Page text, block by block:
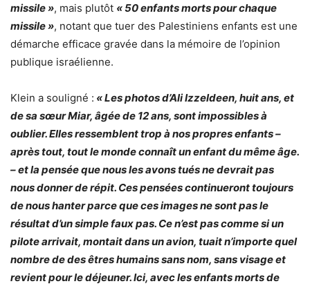
missile », mais plutôt « 50 enfants morts pour chaque
missile », notant que tuer des Palestiniens enfants est une
démarche efficace gravée dans la mémoire de l’opinion
publique israélienne.
Klein a souligné : « Les photos d’Ali Izzeldeen, huit ans, et
de sa sœur Miar, âgée de 12 ans, sont impossibles à
oublier. Elles ressemblent trop à nos propres enfants –
après tout, tout le monde connaît un enfant du même âge.
– et la pensée que nous les avons tués ne devrait pas
nous donner de répit. Ces pensées continueront toujours
de nous hanter parce que ces images ne sont pas le
résultat d’un simple faux pas. Ce n’est pas comme si un
pilote arrivait, montait dans un avion, tuait n’importe quel
nombre de des êtres humains sans nom, sans visage et
revient pour le déjeuner. Ici, avec les enfants morts de